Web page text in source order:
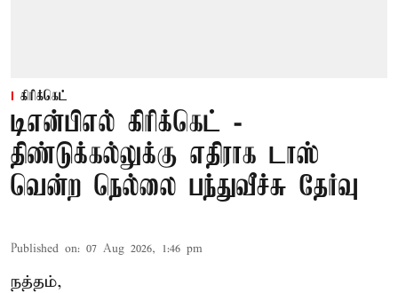
கிரிக்கெட்
டிஎன்பிஎல் கிரிக்கெட் -
திண்டுக்கல்லுக்கு எதிராக டாஸ்
வென்ற நெல்லை பந்துவீச்சு தேர்வு
Published on: 07 Aug 2026, 1:46 pm
நத்தம்,